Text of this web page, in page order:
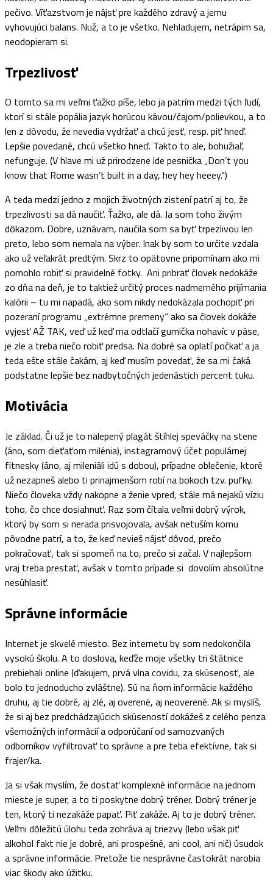
pečivo. Víťazstvom je nájsť pre každého zdravý a jemu
vyhovujúci balans. Nuž, a to je všetko. Nehladujem, netrápim sa,
neodopieram si.
Trpezlivosť
O tomto sa mi veľmi ťažko píše, lebo ja patrím medzi tých ľudí,
ktorí si stále popália jazyk horúcou kávou/čajom/polievkou, a to
len z dôvodu, že nevedia vydržať a chcú jesť, resp. piť hneď.
Lepšie povedané, chcú všetko hneď. Takto to ale, bohužiaľ,
nefunguje. (V hlave mi už prirodzene ide pesnička „Don’t you
know that Rome wasn’t built in a day, hey hey heeey.“)
A teda medzi jedno z mojich životných zistení patrí aj to, že
trpezlivosti sa dá naučiť. Ťažko, ale dá. Ja som toho živým
dôkazom. Dobre, uznávam, naučila som sa byť trpezlivou len
preto, lebo som nemala na výber. Inak by som to určite vzdala
ako už veľakrát predtým. Skrz to opätovne pripomínam ako mi
pomohlo robiť si pravidelné fotky. Ani pribrať človek nedokáže
zo dňa na deň, je to taktiež určitý proces nadmerného prijímania
kalórii – tu mi napadá, ako som nikdy nedokázala pochopiť pri
pozeraní programu „extrémne premeny“ ako sa človek dokáže
vyjesť AŽ TAK, veď už keď ma odtlačí gumička nohavíc v páse,
je zle a treba niečo robiť predsa. Na dobré sa oplatí počkať a ja
teda ešte stále čakám, aj keď musím povedať, že sa mi čaká
podstatne lepšie bez nadbytočných jedenástich percent tuku.
Motivácia
Je základ. Či už je to nalepený plagát štíhlej speváčky na stene
(áno, som dieťaťom milénia), instagramový účet populárnej
fitnesky (áno, aj mileniáli idú s dobou), prípadne oblečenie, ktoré
už nezapneš alebo ti prinajmenšom robí na bokoch tzv. pufky.
Niečo človeka vždy nakopne a ženie vpred, stále má nejakú víziu
toho, čo chce dosiahnuť. Raz som čítala veľmi dobrý výrok,
ktorý by som si nerada prisvojovala, avšak netuším komu
pôvodne patrí, a to, že keď nevieš nájsť dôvod, prečo
pokračovať, tak si spomeň na to, prečo si začal. V najlepšom
vraj treba prestať, avšak v tomto prípade si dovolím absolútne
nesúhlasiť.
Správne informácie
Internet je skvelé miesto. Bez internetu by som nedokončila
vysokú školu. A to doslova, keďže moje všetky tri štátnice
prebiehali online (ďakujem, prvá vlna covidu, za skúsenosť, ale
bolo to jednoducho zvláštne). Sú na ňom informácie každého
druhu, aj tie dobré, aj zlé, aj overené, aj neoverené. Ak si myslíš,
že si aj bez predchádzajúcich skúseností dokážeš z celého penza
všemožných informácií a odporúčaní od samozvaných
odborníkov vyfiltrovať to správne a pre teba efektívne, tak si
frajer/ka.
Ja si však myslím, že dostať komplexné informácie na jednom
mieste je super, a to ti poskytne dobrý tréner. Dobrý tréner je
ten, ktorý ti nezakáže papať. Piť zakáže. Aj to je dobrý tréner.
Veľmi dôležitú úlohu teda zohráva aj triezvy (lebo však piť
alkohol fakt nie je dobré, ani prospešné, ani cool, ani nič) úsudok
a správne informácie. Pretože tie nesprávne častokrát narobia
viac škody ako úžitku.